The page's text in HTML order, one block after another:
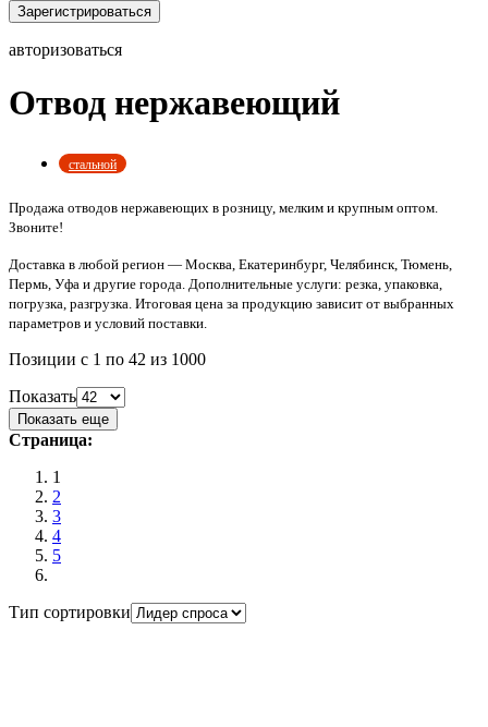
Зарегистрироваться
авторизоваться
Отвод нержавеющий
стальной
Продажа отводов нержавеющих в розницу, мелким и крупным оптом.
Звоните!
Доставка в любой регион — Москва, Екатеринбург, Челябинск, Тюмень,
Пермь, Уфа и другие города. Дополнительные услуги: резка, упаковка,
погрузка, разгрузка. Итоговая цена за продукцию зависит от выбранных
параметров и условий поставки.
Позиции с 1 по 42 из 1000
Показать
Показать еще
Страница:
1
2
3
4
5
Тип сортировки